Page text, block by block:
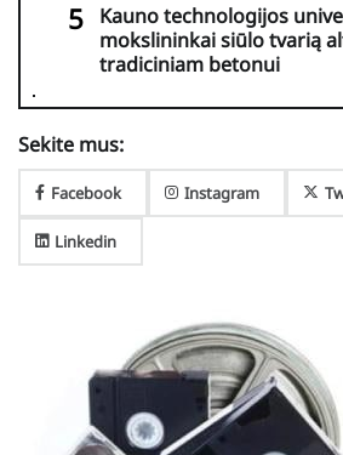
Kauno technologijos
mokslininkai siūlo tvarią
tradiciniam betonui
Sekite mus:
Facebook Instagram
Linkedin